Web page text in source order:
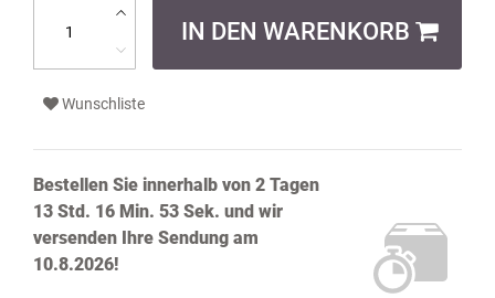
IN DEN WARENKORB
Wunschliste
Bestellen Sie innerhalb von 2 Tagen
13 Std. 16 Min. 53 Sek. und wir
versenden Ihre Sendung am
10.8.2026!